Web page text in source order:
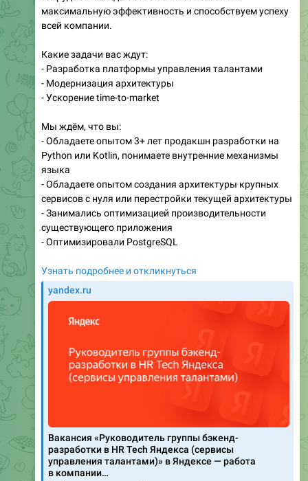
максимальную эффективность и способствуем успеху
всей компании.
Какие задачи вас ждут:
- Разработка платформы управления талантами
- Модернизация архитектуры
- Ускорение time-to-market
Мы ждём, что вы:
- Обладаете опытом 3+ лет продакшн разработки на
Python или Kotlin, понимаете внутренние механизмы
языка
- Обладаете опытом создания архитектуры крупных
сервисов с нуля или перестройки текущей архитектуры
- Занимались оптимизацией производительности
существующего приложения
- Оптимизировали PostgreSQL
Узнать подробнее и откликнуться
yandex.ru
Вакансия «Руководитель группы бэкенд-
разработки в HR Tech Яндекса (сервисы
управления талантами)» в Яндексе — работа
в компании…